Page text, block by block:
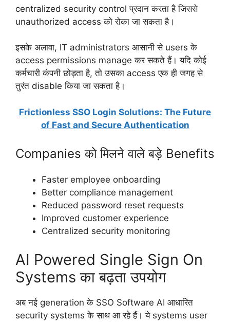
centralized security control प्रदान करता है जिससे
unauthorized access को रोका जा सकता है।
इसके अलावा, IT administrators आसानी से users के
access permissions manage कर सकते हैं। यदि कोई
कर्मचारी कंपनी छोड़ता है, तो उसका access एक ही जगह से
तुरंत disable किया जा सकता है।
Frictionless SSO Login Solutions: The Future
of Fast and Secure Authentication
Companies को मिलने वाले बड़े Benefits
Faster employee onboarding
Better compliance management
Reduced password reset requests
Improved customer experience
Centralized security monitoring
AI Powered Single Sign On
Systems का बढ़ता उपयोग
अब नई generation के SSO Software AI आधारित
security systems के साथ आ रहे हैं। ये systems user